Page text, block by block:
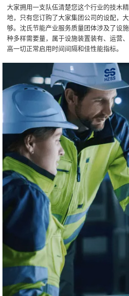
大家拥用一支队伍清楚您这个行业的技木
地，只有您订购了大家集团公司的设配，
够。沈氏节能产业服务质量团体涉及了设
种多样需要量，属于设施装置装有、运营
高一切正常启用时间间隔和佳性能指标。